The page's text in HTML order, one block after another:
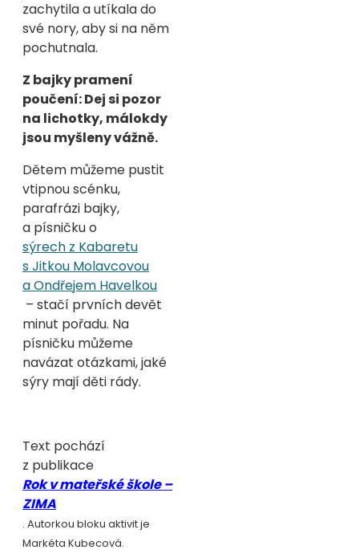
zachytila a utíkala do
své nory, aby si na něm
pochutnala.
Z bajky pramení
poučení: Dej si pozor
na lichotky, málokdy
jsou myšleny vážně.
Dětem můžeme pustit
vtipnou scénku,
parafrázi bajky,
a písničku o
sýrech z Kabaretu
s Jitkou Molavcovou
a Ondřejem Havelkou
– stačí prvních devět
minut pořadu. Na
písničku můžeme
navázat otázkami, jaké
sýry mají děti rády.
Text pochází
z publikace
Rok v mateřské škole –
ZIMA
. Autorkou bloku aktivit je
Markéta Kubecová.